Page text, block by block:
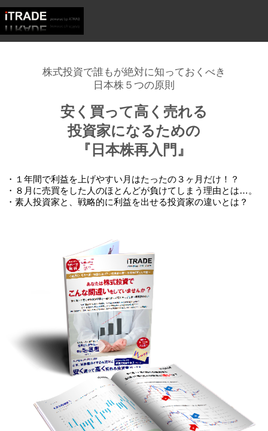
株式投資で誰もが絶対に知っておくべき
日本株５つの原則
安く買って高く売れる
投資家になるための
『日本株再入門』
・１年間で利益を上げやすい月はたったの３ヶ月だけ！？
・８月に売買をした人のほとんどが負けてしまう理由とは…。
・素人投資家と、戦略的に利益を出せる投資家の違いとは？